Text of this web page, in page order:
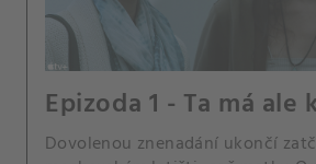
Epizoda 1 - Ta má ale
Dovolenou znenadání ukončí